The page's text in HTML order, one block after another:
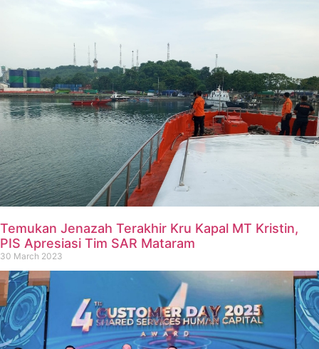
Temukan Jenazah Terakhir Kru Kapal MT Kristin,
PIS Apresiasi Tim SAR Mataram
30 March 2023